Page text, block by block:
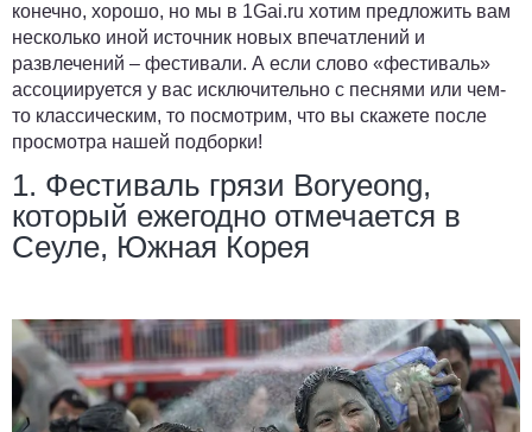
конечно, хорошо, но мы в 1Gai.ru хотим предложить вам
несколько иной источник новых впечатлений и
развлечений – фестивали. А если слово «фестиваль»
ассоциируется у вас исключительно с песнями или чем-
то классическим, то посмотрим, что вы скажете после
просмотра нашей подборки!
1. Фестиваль грязи Boryeong,
который ежегодно отмечается в
Сеуле, Южная Корея